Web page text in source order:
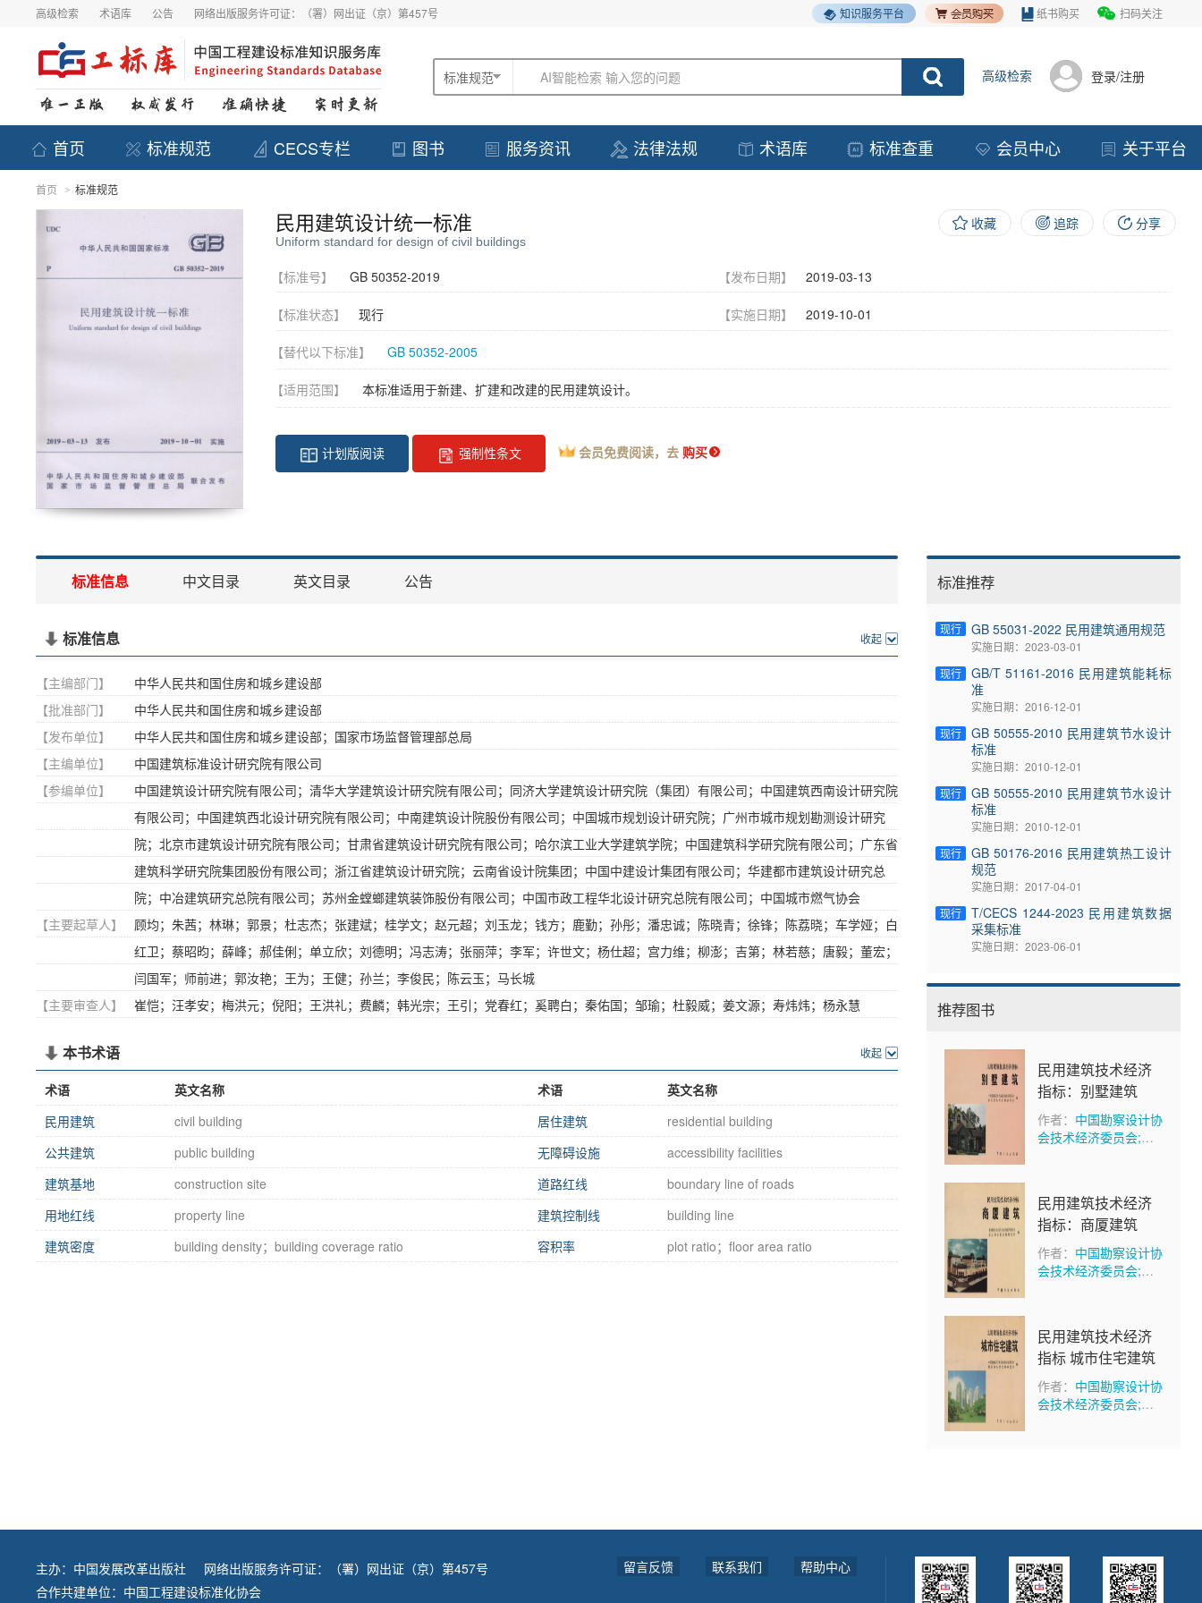
高级检索 术语库 公告 网络出版服务许可证：（署）网出证（京）第457号 知识服务平台 纸书购买 扫码关注
标准规范 AI智能检索 输入您的问题 高级检索 登录/注册
首页 标准规范 CECS专栏 图书 服务资讯 法律法规 术语库 标准查重 会员中心 关于平台
首页 > 标准规范
民用建筑设计统一标准
Uniform standard for design of civil buildings
【标准号】 GB 50352-2019 【发布日期】 2019-03-13
【标准状态】 现行 【实施日期】 2019-10-01
【替代以下标准】 GB 50352-2005
【适用范围】 本标准适用于新建、扩建和改建的民用建筑设计。
计划版阅读 强制性条文 会员免费阅读，去 购买
收藏 追踪 分享
标准信息 中文目录 英文目录 公告
收起
标准信息
【主编部门】
中华人民共和国住房和城乡建设部
【批准部门】
中华人民共和国住房和城乡建设部
【发布单位】
中华人民共和国住房和城乡建设部；国家市场监督管理部总局
【主编单位】
中国建筑标准设计研究院有限公司
【参编单位】
中国建筑设计研究院有限公司；清华大学建筑设计研究院有限公司；同济大学建筑设计研究院（集团）有限公司；中国建筑西南设计研究院
有限公司；中国建筑西北设计研究院有限公司；中南建筑设计院股份有限公司；中国城市规划设计研究院；广州市城市规划勘测设计研究
院；北京市建筑设计研究院有限公司；甘肃省建筑设计研究院有限公司；哈尔滨工业大学建筑学院；中国建筑科学研究院有限公司；广东省
建筑科学研究院集团股份有限公司；浙江省建筑设计研究院；云南省设计院集团；中国中建设计集团有限公司；华建都市建筑设计研究总
院；中冶建筑研究总院有限公司；苏州金螳螂建筑装饰股份有限公司；中国市政工程华北设计研究总院有限公司；中国城市燃气协会
【主要起草人】
顾均；朱茜；林琳；郭景；杜志杰；张建斌；桂学文；赵元超；刘玉龙；钱方；鹿勤；孙彤；潘忠诚；陈晓青；徐锋；陈荔晓；车学娅；白
红卫；蔡昭昀；薛峰；郝佳俐；单立欣；刘德明；冯志涛；张丽萍；李军；许世文；杨仕超；宫力维；柳澎；吉第；林若慈；唐毅；董宏；
闫国军；师前进；郭汝艳；王为；王健；孙兰；李俊民；陈云玉；马长城
【主要审查人】
崔恺；汪孝安；梅洪元；倪阳；王洪礼；费麟；韩光宗；王引；党春红；奚聘白；秦佑国；邹瑜；杜毅威；姜文源；寿炜炜；杨永慧
收起
本书术语
术语 英文名称 术语
英文名称
民用建筑
civil building 居住建筑
residential building
公共建筑
public building 无障碍设施
accessibility facilities
建筑基地
construction site 道路红线
boundary line of roads
用地红线
property line 建筑控制线
building line
建筑密度
building density；building coverage ratio 容积率 plot ratio；floor area ratio
标准推荐
现行 GB 55031-2022 民用建筑通用规范
实施日期：2023-03-01
现行
GB/T 51161-2016 民用建筑能耗标
准
实施日期：2016-12-01
现行
GB 50555-2010 民用建筑节水设计
标准
实施日期：2010-12-01
现行
GB 50555-2010 民用建筑节水设计
标准
实施日期：2010-12-01
现行
GB 50176-2016 民用建筑热工设计
规范
实施日期：2017-04-01
现行
T/CECS 1244-2023 民用建筑数据
采集标准
实施日期：2023-06-01
推荐图书
民用建筑技术经济
指标：别墅建筑
作者： 中国勘察设计协
会技术经济委员会;建
民用建筑技术经济
指标：商厦建筑
作者： 中国勘察设计协
会技术经济委员会;建
民用建筑技术经济
指标 城市住宅建筑
作者： 中国勘察设计协
会技术经济委员会;建
主办： 中国发展改革出版社
网络出版服务许可证：（署）网出证（京）第457号
合作共建单位： 中国工程建设标准化协会
留言反馈 联系我们 帮助中心